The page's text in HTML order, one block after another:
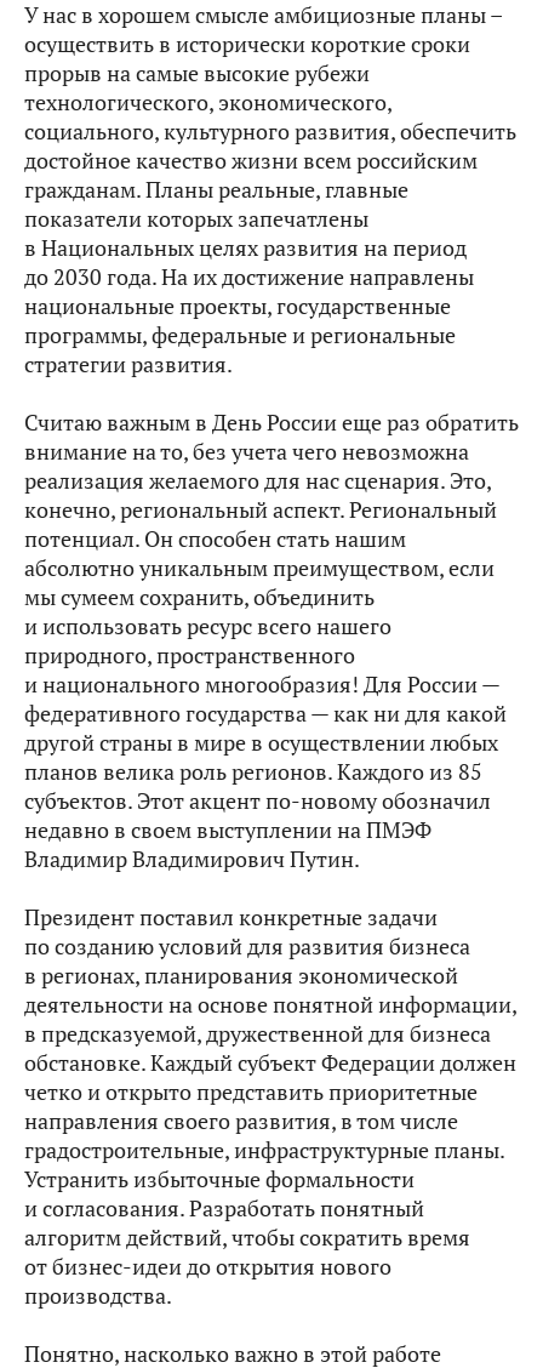
У нас в хорошем смысле амбициозные планы –
осуществить в исторически короткие сроки
прорыв на самые высокие рубежи
технологического, экономического,
социального, культурного развития, обеспечить
достойное качество жизни всем российским
гражданам. Планы реальные, главные
показатели которых запечатлены
в Национальных целях развития на период
до 2030 года. На их достижение направлены
национальные проекты, государственные
программы, федеральные и региональные
стратегии развития.
Считаю важным в День России еще раз обратить
внимание на то, без учета чего невозможна
реализация желаемого для нас сценария. Это,
конечно, региональный аспект. Региональный
потенциал. Он способен стать нашим
абсолютно уникальным преимуществом, если
мы сумеем сохранить, объединить
и использовать ресурс всего нашего
природного, пространственного
и национального многообразия! Для России —
федеративного государства — как ни для какой
другой страны в мире в осуществлении любых
планов велика роль регионов. Каждого из 85
субъектов. Этот акцент по‑новому обозначил
недавно в своем выступлении на ПМЭФ
Владимир Владимирович Путин.
Президент поставил конкретные задачи
по созданию условий для развития бизнеса
в регионах, планирования экономической
деятельности на основе понятной информации,
в предсказуемой, дружественной для бизнеса
обстановке. Каждый субъект Федерации должен
четко и открыто представить приоритетные
направления своего развития, в том числе
градостроительные, инфраструктурные планы.
Устранить избыточные формальности
и согласования. Разработать понятный
алгоритм действий, чтобы сократить время
от бизнес-идеи до открытия нового
производства.
Понятно, насколько важно в этой работе